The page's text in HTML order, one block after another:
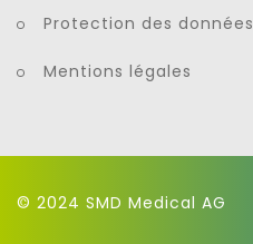
Protection des données
Mentions légales
© 2024 SMD Medical AG